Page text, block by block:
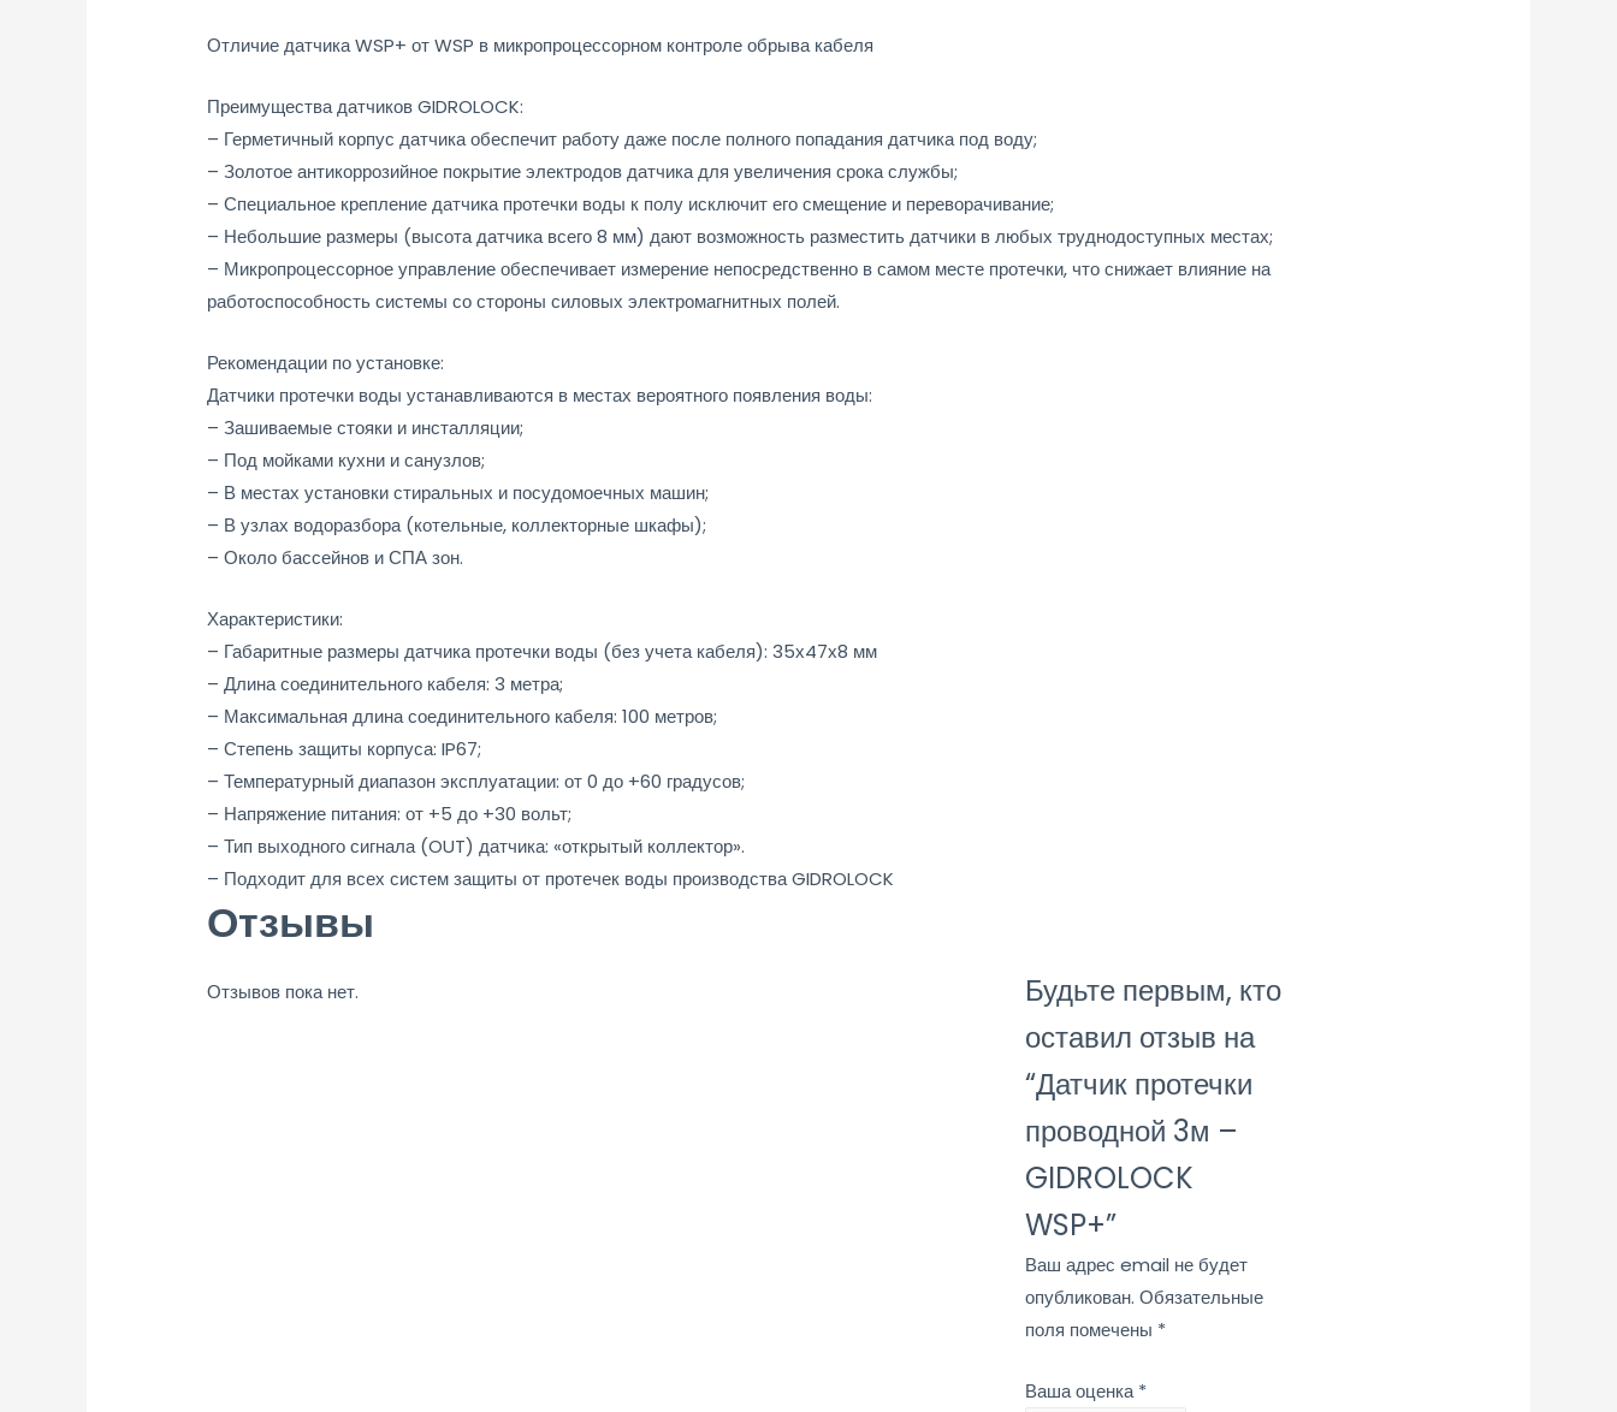
Отличие датчика WSP+ от WSP в микропроцессорном контроле обрыва кабеля
Преимущества датчиков GIDROLOCK:
– Герметичный корпус датчика обеспечит работу даже после полного попадания датчика под воду;
– Золотое антикоррозийное покрытие электродов датчика для увеличения срока службы;
– Специальное крепление датчика протечки воды к полу исключит его смещение и переворачивание;
– Небольшие размеры (высота датчика всего 8 мм) дают возможность разместить датчики в любых труднодоступных местах;
– Микропроцессорное управление обеспечивает измерение непосредственно в самом месте протечки, что снижает влияние на
работоспособность системы со стороны силовых электромагнитных полей.
Рекомендации по установке:
Датчики протечки воды устанавливаются в местах вероятного появления воды:
– Зашиваемые стояки и инсталляции;
– Под мойками кухни и санузлов;
– В местах установки стиральных и посудомоечных машин;
– В узлах водоразбора (котельные, коллекторные шкафы);
– Около бассейнов и СПА зон.
Характеристики:
– Габаритные размеры датчика протечки воды (без учета кабеля): 35х47х8 мм
– Длина соединительного кабеля: 3 метра;
– Максимальная длина соединительного кабеля: 100 метров;
– Степень защиты корпуса: IP67;
– Температурный диапазон эксплуатации: от 0 до +60 градусов;
– Напряжение питания: от +5 до +30 вольт;
– Тип выходного сигнала (OUT) датчика: «открытый коллектор».
– Подходит для всех систем защиты от протечек воды производства GIDROLOCK
Отзывы
Отзывов пока нет.
Будьте первым, кто
оставил отзыв на
“Датчик протечки
проводной 3м –
GIDROLOCK
WSP+”
Ваш адрес email не будет
опубликован. Обязательные
поля помечены *
Ваша оценка*